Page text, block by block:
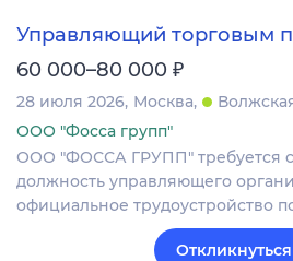
Управляющий торговым
60 000–80 000 ₽
28 июля 2026 Москва
ООО "Фосса групп"
ООО "ФОССА ГРУПП" требуется
должность управляющего
официальное трудоустройство
Откликнуться